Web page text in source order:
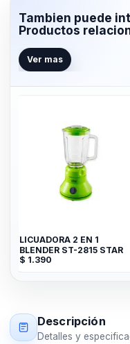
Tambien puede
Productos
Ver mas
LICUADORA 2 EN 1
BLENDER ST-2815 STAR
$ 1.390
Descripción
Detalles y